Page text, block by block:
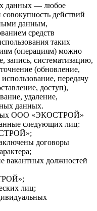
данных — любое
действий
данным,
средств
таких
(операциям) можно
запись, систематизацию,
(обновление,
передачу
доступ),
удаление,
данных.
ООО «ЭКОСТРОЙ»
следующих лиц:
договоры
вакантных должностей
лиц;